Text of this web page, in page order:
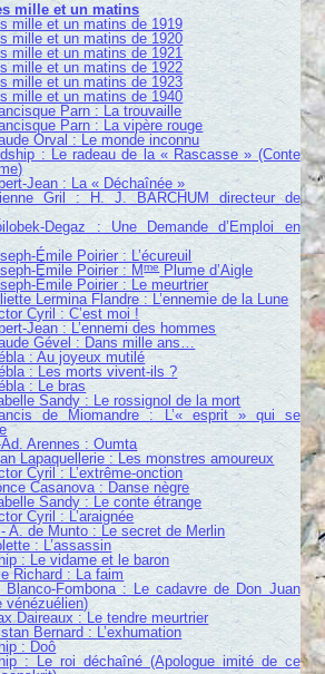
mille et un matins
mille et un matins de 1919
mille et un matins de 1920
mille et un matins de 1921
mille et un matins de 1922
mille et un matins de 1923
mille et un matins de 1940
Parn : La trouvaille
Parn : La vipère rouge
Orval : Le monde inconnu
: Le radeau de la « Rascasse » (Conte
Jean : La « Déchaînée »
Gril : H. J. BARCHUM directeur de
Degaz : Une Demande d’Emploi en
Émile Poirier : L’écureuil
Émile Poirier : MmePlume d’Aigle
Émile Poirier : Le meurtrier
Lermina Flandre : L’ennemie de la Lune
Cyril : C’est moi !
Jean : L’ennemi des hommes
Gével : Dans mille ans…
: Au joyeux mutilé
: Les morts vivent-ils ?
: Le bras
Sandy : Le rossignol de la mort
de Miomandre : L’« esprit » qui se
Arennes : Oumta
Lapaquellerie : Les monstres amoureux
Cyril : L’extrême-onction
Casanova : Danse nègre
Sandy : Le conte étrange
Cyril : L’araignée
A. de Munto : Le secret de Merlin
: L’assassin
: Le vidame et le baron
Richard : La faim
Blanco-Fombona : Le cadavre de Don Juan
vénézuélien)
Daireaux : Le tendre meurtrier
Bernard : L’exhumation
: Doô
: Le roi déchaîné (Apologue imité de ce